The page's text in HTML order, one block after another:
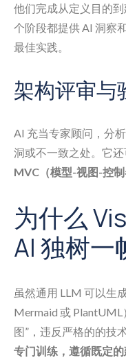
他们完成从定义目的
个阶段都提供 AI 洞察
最佳实践。
架构评审与
AI 充当专家顾问，分
洞或不一致之处。它
MVC（模型-视图-控制
为什么
AI 独树一
虽然通用 LLM 可以生
Mermaid 或
图”，违反严格的的技
专门训练，遵循既定